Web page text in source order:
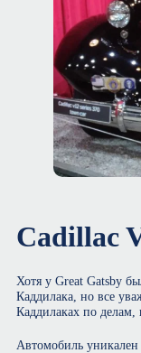
Cadillac
Хотя у Great Gatsby
Каддилака, но все
Каддилаках по
Автомобиль